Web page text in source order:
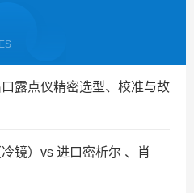
露点仪精密选型、校准与故
镜）vs 进口密析尔 、肖